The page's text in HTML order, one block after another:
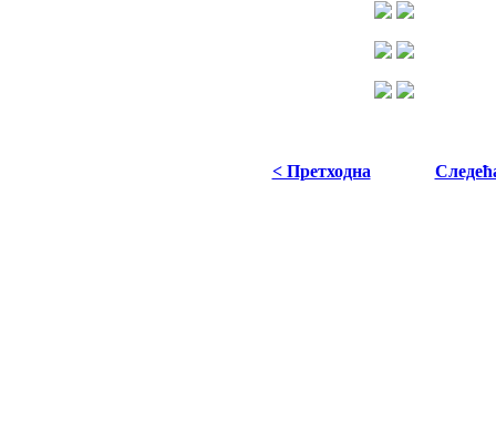
< Претходна